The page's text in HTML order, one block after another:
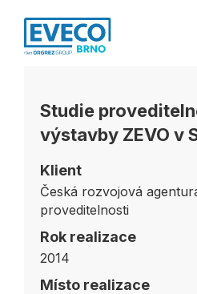
Studie
výstavby ZEVO v
Klient
Česká rozvojová
proveditelnosti
Rok realizace
2014
Místo realizace